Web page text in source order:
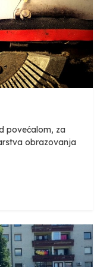
povećalom, za
obrazovanja